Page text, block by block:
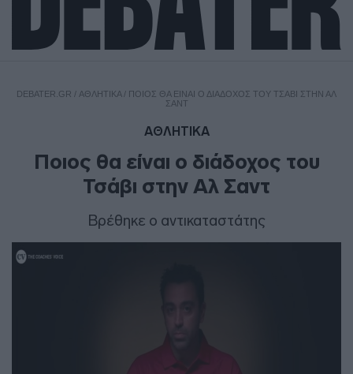
DEBATER.GR / ΑΘΛΗΤΙΚΑ/ ΠΟΙΟΣ ΘΑ ΕΊΝΑΙ Ο ΔΙΆΔΟΧΟΣ ΤΟΥ ΤΣΆΒΙ ΣΤΗΝ ΑΛ
ΣΑΝΤ
ΑΘΛΗΤΙΚΑ
Ποιος θα είναι ο διάδοχος του
Τσάβι στην Αλ Σαντ
Βρέθηκε ο αντικαταστάτης